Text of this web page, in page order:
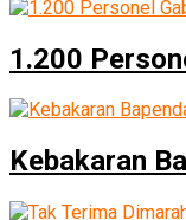
1.200
Kebakaran